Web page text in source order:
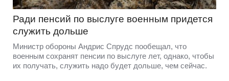
Ради пенсий по выслуге военным придется
служить дольше
Министр обороны Андрис Спрудс пообещал, что
военным сохранят пенсии по выслуге лет, однако, чтобы
их получать, служить надо будет дольше, чем сейчас.